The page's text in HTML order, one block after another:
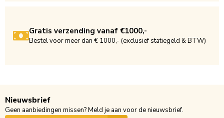
Gratis verzending vanaf €1000,-
Bestel voor meer dan € 1000,- (exclusief statiegeld & BTW)
Nieuwsbrief
Geen aanbiedingen missen? Meld je aan voor de nieuwsbrief.